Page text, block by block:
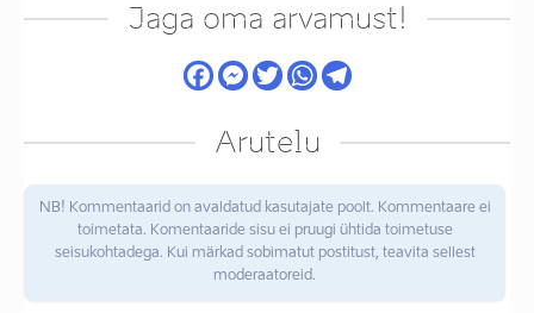
Jaga oma arvamust!
Arutelu
NB! Kommentaarid on avaldatud kasutajate poolt. Kommentaare ei
toimetata. Komentaaride sisu ei pruugi ühtida toimetuse
seisukohtadega. Kui märkad sobimatut postitust, teavita sellest
moderaatoreid.